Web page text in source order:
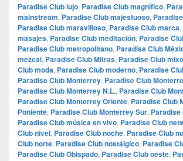
Paradise Club lujo, Paradise Club magnífico,
mainstream, Paradise Club majestuoso,
Paradise Club maravilloso, Paradise Club marca,
masajes, Paradise Club meditación, Paradise
Paradise Club metropolitano, Paradise Club
mezcal, Paradise Club Mitras, Paradise Club
Club moda, Paradise Club moderno, Paradise
Paradise Club Monterrey, Paradise Club
Paradise Club Monterrey N.L., Paradise Club
Paradise Club Monterrey Oriente, Paradise Club
Poniente, Paradise Club Monterrey Sur, Paradise
Paradise Club música en vivo, Paradise Club
Club nivel, Paradise Club noche, Paradise Club
Club norte, Paradise Club nostálgico, Paradise
Paradise Club Obispado, Paradise Club oeste,